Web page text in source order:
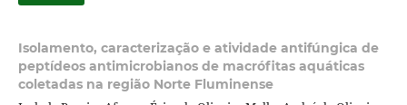
Isolamento, caracterização e atividade antifúngica de
peptídeos antimicrobianos de macrófitas aquáticas
coletadas na região Norte Fluminense